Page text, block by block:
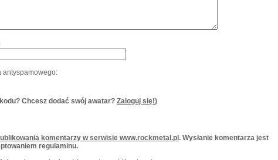
antyspamowego:
Chcesz dodać swój awatar? Zaloguj się!)
komentarzy w serwisie www.rockmetal.pl . Wysłanie komentarza jest
regulaminu.